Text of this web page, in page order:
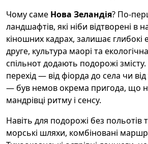
Чому саме Нова Зеландія? По-
ландшафтів, які ніби відтворені в
кіношних кадрах, залишає глибокі
друге, культура маорі та
спільнот додають подорожі
перехід — від фіорда до села чи
— був немов окрема пригода, що
мандрівці ритму і сенсу.
Навіть для подорожі без польотів
морські шляхи, комбіновані